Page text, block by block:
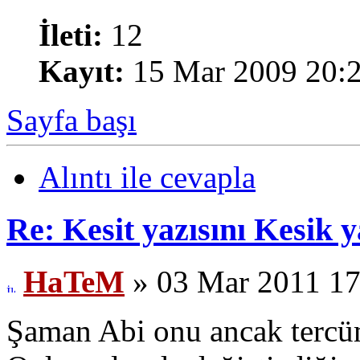
İleti: 12
Kayıt: 15 Mar 2009
Sayfa başı
Alıntı ile cevapla
Re: Kesit yazısını Kesik
HaTeM » 03 Mar 2011
Şaman Abi onu ancak